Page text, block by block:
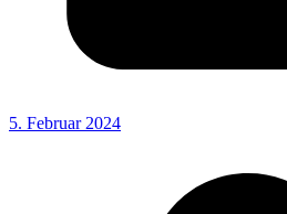
5. Februar 2024